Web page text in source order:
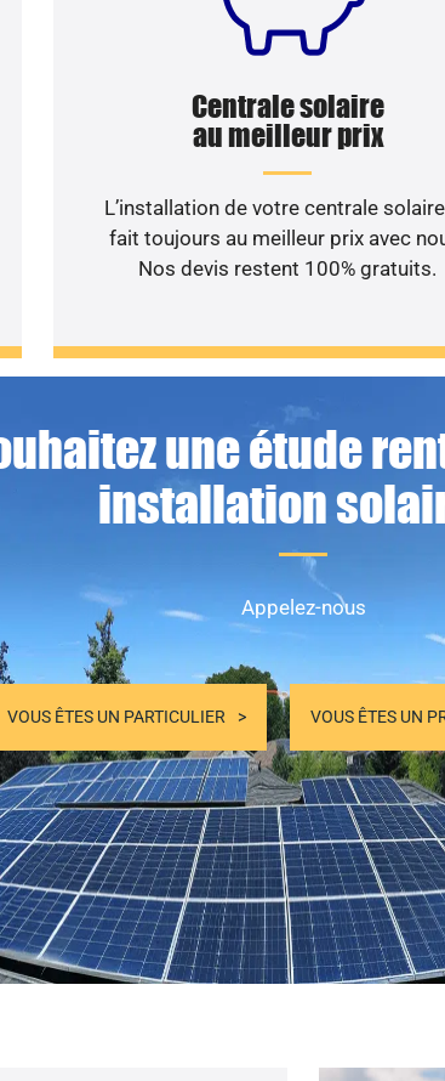
Centrale solaire
au meilleur prix
L’installation de votre centrale
fait toujours au meilleur prix avec
Nos devis restent 100% gratuits.
une étude
installation
Appelez-nous
VOUS ÊTES UN PARTICULIER VOUS ÊTES UN